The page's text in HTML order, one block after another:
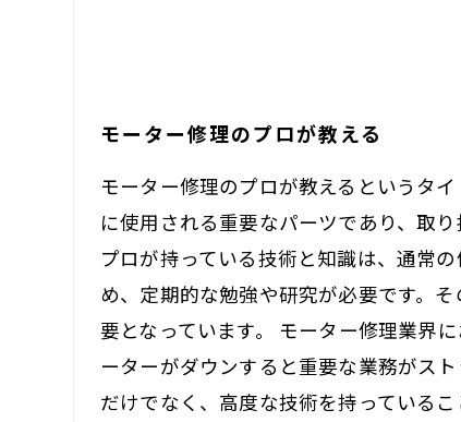
モーター修理のプロが教える
モーター修理のプロが教えるというタ
に使用される重要なパーツであり、取
プロが持っている技術と知識は、通常
め、定期的な勉強や研究が必要です。
要となっています。 モーター修理業界
ーターがダウンすると重要な業務がス
だけでなく、高度な技術を持っている